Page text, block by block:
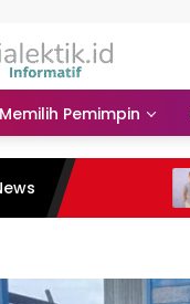
Memilih Pemimpin